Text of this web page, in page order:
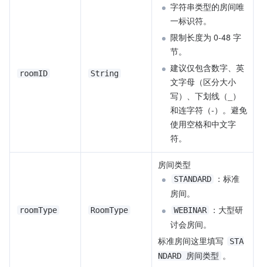
roomID String
字符串类型的房间唯
一标识符。
限制长度为 0-48 字
节。
建议仅包含数字、英
文字母（区分大小
写）、下划线（_）
和连字符（-）。避免
使用空格和中文字
符。
roomType RoomType
房间类型
STANDARD
：标准
房间。
WEBINAR
：大型研
讨会房间。
标准房间这里填写
STA
NDARD 房间类型 。